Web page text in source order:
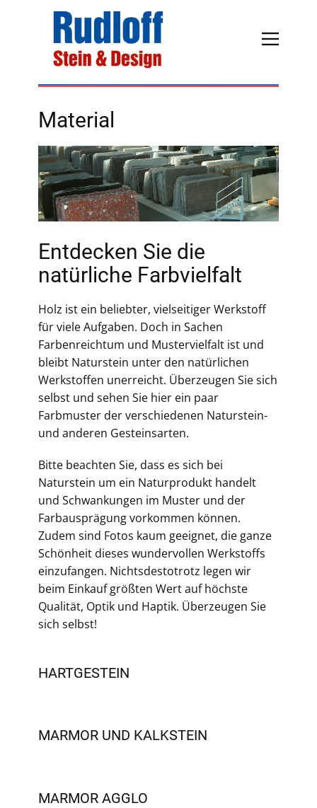
Material
Entdecken Sie die
natürliche Farbvielfalt
Holz ist ein beliebter, vielseitiger Werkstoff
für viele Aufgaben. Doch in Sachen
Farbenreichtum und Mustervielfalt ist und
bleibt Naturstein unter den natürlichen
Werkstoffen unerreicht. Überzeugen Sie sich
selbst und sehen Sie hier ein paar
Farbmuster der verschiedenen Naturstein-
und anderen Gesteinsarten.
Bitte beachten Sie, dass es sich bei
Naturstein um ein Naturprodukt handelt
und Schwankungen im Muster und der
Farbausprägung vorkommen können.
Zudem sind Fotos kaum geeignet, die ganze
Schönheit dieses wundervollen Werkstoffs
einzufangen. Nichtsdestotrotz legen wir
beim Einkauf größten Wert auf höchste
Qualität, Optik und Haptik. Überzeugen Sie
sich selbst!
HARTGESTEIN
MARMOR UND KALKSTEIN
MARMOR AGGLO